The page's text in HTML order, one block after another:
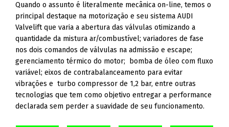
Quando o assunto é literalmente mecânica on-line, temos o
principal destaque na motorização e seu sistema AUDI
Valvelift que varia a abertura das válvulas otimizando a
quantidade da mistura ar/combustível; variadores de fase
nos dois comandos de válvulas na admissão e escape;
gerenciamento térmico do motor; bomba de óleo com fluxo
variável; eixos de contrabalanceamento para evitar
vibrações e turbo compressor de 1,2 bar, entre outras
tecnologias que tem como objetivo entregar a performance
declarada sem perder a suavidade de seu funcionamento.